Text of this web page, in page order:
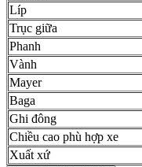
Líp
Trục giữa
Phanh
Vành
Mayer
Baga
Ghi đông
Chiều cao phù hợp xe
Xuất xứ